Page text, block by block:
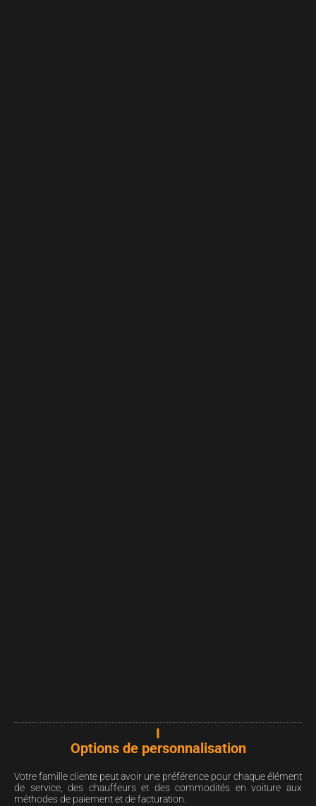
I
Options de personnalisation
Votre famille cliente peut avoir une préférence pour chaque élément
de service, des chauffeurs et des commodités en voiture aux
méthodes de paiement et de facturation.